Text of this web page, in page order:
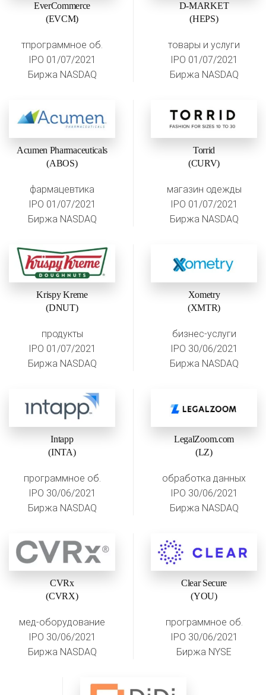
EverCommerce
(EVCM)
тпрограммное об.
IPO 01/07/2021
Биржа NASDAQ
D-MARKET
(HEPS)
товары и услуги
IPO 01/07/2021
Биржа NASDAQ
Acumen Pharmaceuticals
(ABOS)
фармацевтика
IPO 01/07/2021
Биржа NASDAQ
Torrid
(CURV)
магазин одежды
IPO 01/07/2021
Биржа NASDAQ
Krispy Kreme
(DNUT)
продукты
IPO 01/07/2021
Биржа NASDAQ
Xometry
(XMTR)
бизнес-услуги
IPO 30/06/2021
Биржа NASDAQ
Intapp
(INTA)
программное об.
IPO 30/06/2021
Биржа NASDAQ
LegalZoom.com
(LZ)
обработка данных
IPO 30/06/2021
Биржа NASDAQ
CVRx
(CVRX)
мед-оборудование
IPO 30/06/2021
Биржа NASDAQ
Clear Secure
(YOU)
программное об.
IPO 30/06/2021
Биржа NYSE